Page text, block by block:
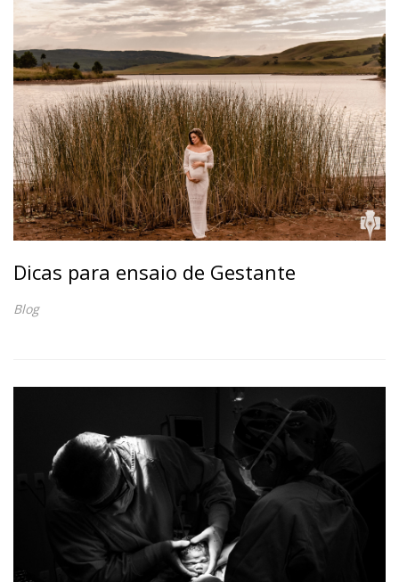
Dicas para ensaio de Gestante
Blog